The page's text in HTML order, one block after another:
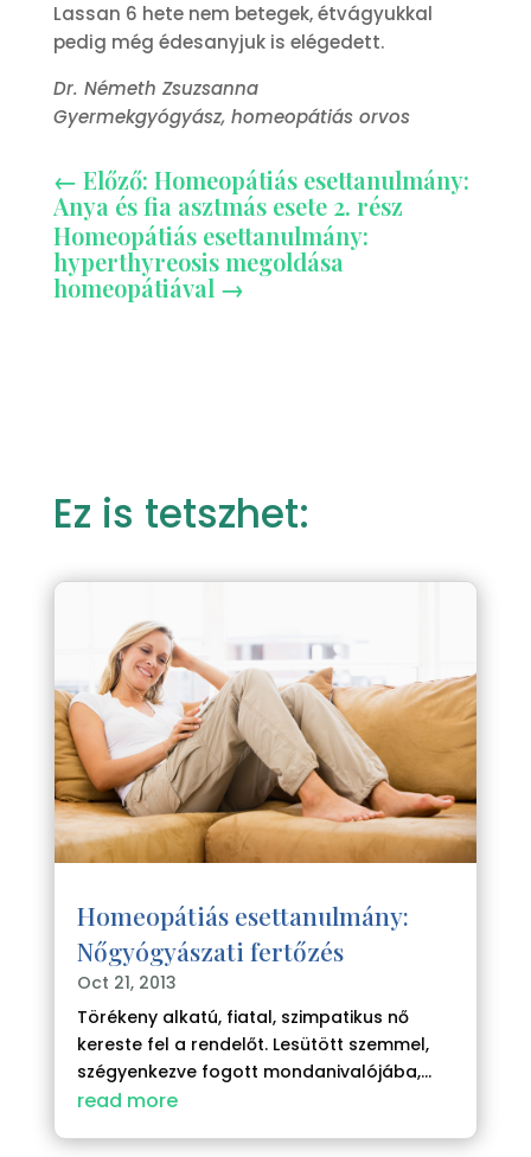
Lassan 6 hete nem betegek, étvágyukkal
pedig még édesanyjuk is elégedett.
Dr. Németh Zsuzsanna
Gyermekgyógyász, homeopátiás orvos
← Előző: Homeopátiás esettanulmány:
Anya és fia asztmás esete 2. rész
Homeopátiás esettanulmány:
hyperthyreosis megoldása
homeopátiával →
Ez is tetszhet:
Homeopátiás esettanulmány:
Nőgyógyászati fertőzés
Oct 21, 2013
Törékeny alkatú, fiatal, szimpatikus nő
kereste fel a rendelőt. Lesütött szemmel,
szégyenkezve fogott mondanivalójába,...
read more